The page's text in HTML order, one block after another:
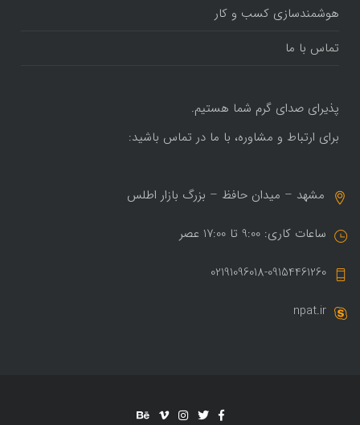
هوشمندسازی کسب و کار
تماس با ما
پذیرای صدای گرم شما هستیم.
برای ارتباط و مشاوره، با ما در تماس باشید:
مشهد – میدان حافظ – بزرگ بازار اطلس
ساعات کاری: 9:00 تا 17:00 عصر
02191096018-09154461260
npat.ir